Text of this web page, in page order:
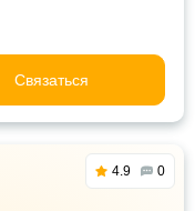
Связаться
4.9 0